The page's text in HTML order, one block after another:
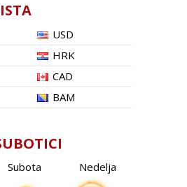
USD
HRK
CAD
BAM
Subota Nedelja